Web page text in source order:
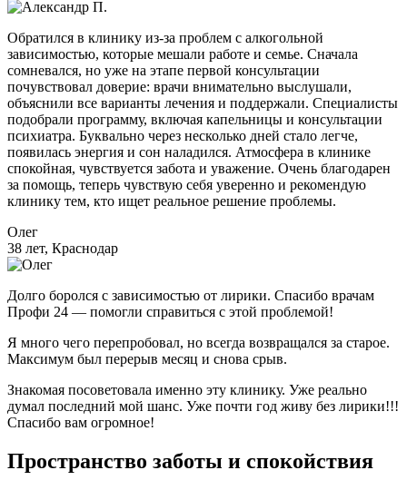
Обратился в клинику из-за проблем с алкогольной
зависимостью, которые мешали работе и семье. Сначала
сомневался, но уже на этапе первой консультации
почувствовал доверие: врачи внимательно выслушали,
объяснили все варианты лечения и поддержали. Специалисты
подобрали программу, включая капельницы и консультации
психиатра. Буквально через несколько дней стало легче,
появилась энергия и сон наладился. Атмосфера в клинике
спокойная, чувствуется забота и уважение. Очень благодарен
за помощь, теперь чувствую себя уверенно и рекомендую
клинику тем, кто ищет реальное решение проблемы.
Олег
38 лет, Краснодар
Долго боролся с зависимостью от лирики. Спасибо врачам
Профи 24 — помогли справиться с этой проблемой!
Я много чего перепробовал, но всегда возвращался за старое.
Максимум был перерыв месяц и снова срыв.
Знакомая посоветовала именно эту клинику. Уже реально
думал последний мой шанс. Уже почти год живу без лирики!!!
Спасибо вам огромное!
Пространство заботы и спокойствия